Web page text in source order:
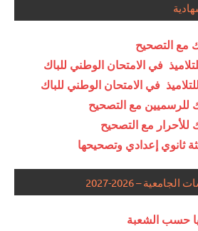
مع التصحيح
في الامتحان الوطني للباك
في الامتحان الوطني للباك
للرسميين مع التصحيح
للأحرار مع التصحيح
ثانوي إعدادي وتصحيحها
– 2026-2027
حسب الشعبة